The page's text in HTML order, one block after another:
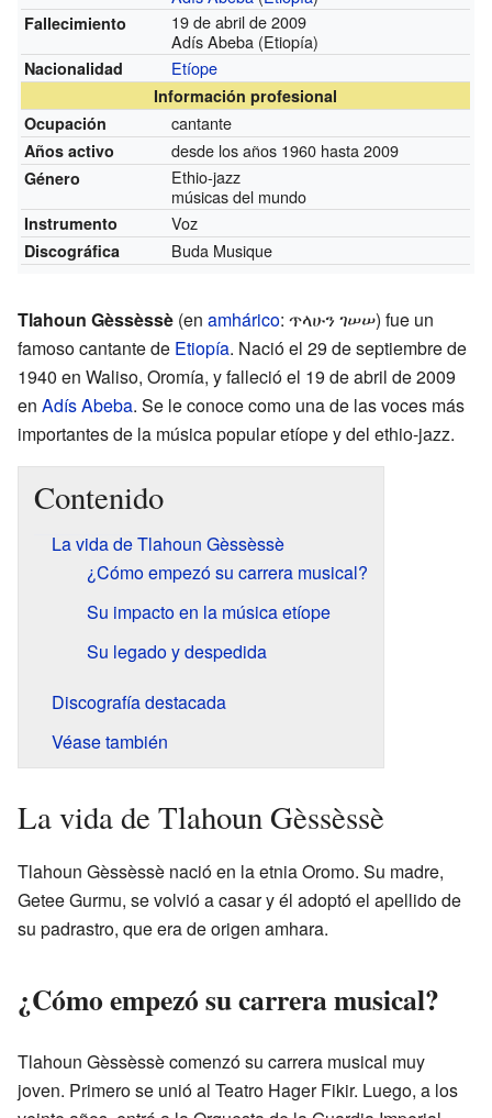
Fallecimiento
19 de abril de 2009
Adís Abeba (Etiopía)
Nacionalidad Etíope
Información profesional
Ocupación
cantante
Años activo desde los años 1960 hasta 2009
Género
Ethio-jazz
músicas del mundo
Instrumento Voz
Discográfica Buda Musique
Tlahoun Gèssèssè (en amhárico: ጥላሁን ገሠሠ) fue un
famoso cantante de Etiopía. Nació el 29 de septiembre de
1940 en Waliso, Oromía, y falleció el 19 de abril de 2009
en Adís Abeba. Se le conoce como una de las voces más
importantes de la música popular etíope y del ethio-jazz.
Contenido
La vida de Tlahoun Gèssèssè
¿Cómo empezó su carrera musical?
Su impacto en la música etíope
Su legado y despedida
Discografía destacada
Véase también
La vida de Tlahoun Gèssèssè
Tlahoun Gèssèssè nació en la etnia Oromo. Su madre,
Getee Gurmu, se volvió a casar y él adoptó el apellido de
su padrastro, que era de origen amhara.
¿Cómo empezó su carrera musical?
Tlahoun Gèssèssè comenzó su carrera musical muy
joven. Primero se unió al Teatro Hager Fikir. Luego, a los